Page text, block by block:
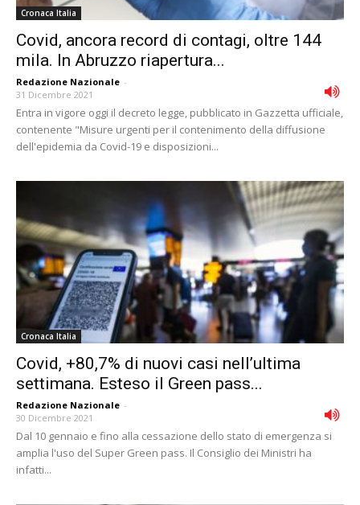
Cronaca Italia
Covid, ancora record di contagi, oltre 144
mila. In Abruzzo riapertura...
Redazione Nazionale -
31 Dicembre 2021
Entra in vigore oggi il decreto legge, pubblicato in Gazzetta ufficiale,
contenente "Misure urgenti per il contenimento della diffusione
dell'epidemia da Covid-19 e disposizioni...
Cronaca Italia
Covid, +80,7% di nuovi casi nell’ultima
settimana. Esteso il Green pass...
Redazione Nazionale -
30 Dicembre 2021
Dal 10 gennaio e fino alla cessazione dello stato di emergenza si
amplia l'uso del Super Green pass. Il Consiglio dei Ministri ha
infatti...